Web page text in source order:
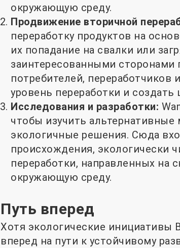
окружающую среду.
Продвижение вторичной
переработку продуктов на
их попадание на свалки или
заинтересованными сторонами
потребителей,
уровень переработки и
Исследования и разработки:
чтобы изучить
экологичные решения. Сюда
происхождения, экологически
переработки, направленных на
окружающую среду.
Путь вперед
Хотя экологические инициативы
вперед на пути к устойчивому